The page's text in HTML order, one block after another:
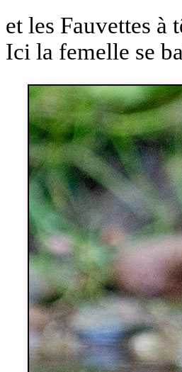
et les Fauvettes à
Ici la femelle se